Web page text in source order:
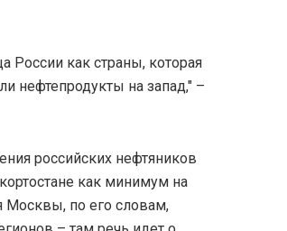
России как страны, которая
нефтепродукты на запад," –
российских нефтяников
как минимум на
Москвы, по его словам,